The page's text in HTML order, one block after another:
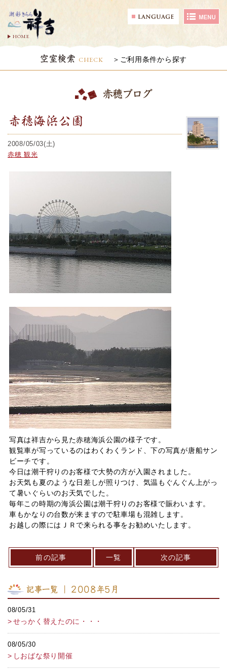
HOME
空室検索 CHECK ご利用条件から探す
赤穂ブログ
赤穂海浜公園
2008/05/03(土)
赤穂 観光
写真は祥吉から見た赤穂海浜公園の様子です。
観覧車が写っているのはわくわくランド、下の写真が唐船サン
ビーチです。
今日は潮干狩りのお客様で大勢の方が入園されました。
お天気も夏のような日差しが照りつけ、気温もぐんぐん上がっ
て暑いぐらいのお天気でした。
毎年この時期の海浜公園は潮干狩りのお客様で賑わいます。
車もかなりの台数が来ますので駐車場も混雑します。
お越しの際にはＪＲで来られる事をお勧めいたします。
前の記事 一覧 次の記事
記事一覧 ｜ 2008年5月
08/05/31
せっかく替えたのに・・・
08/05/30
しおばな祭り開催